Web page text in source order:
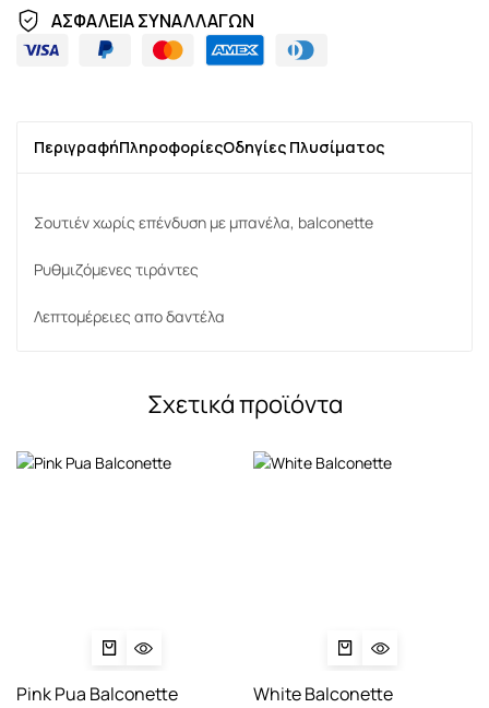
ΑΣΦΑΛΕΙΑ ΣΥΝΑΛΛΑΓΩΝ
ΠεριγραφήΠληροφορίεςΟδηγίες Πλυσίματος
Σουτιέν χωρίς επένδυση με μπανέλα, balconette
Ρυθμιζόμενες τιράντες
Λεπτομέρειες απο δαντέλα
Σχετικά προϊόντα
Pink Pua Balconette White Balconette